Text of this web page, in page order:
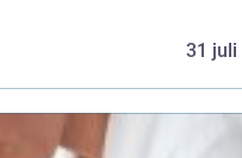
31 juli